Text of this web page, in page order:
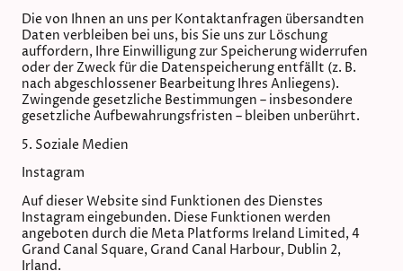
Die von Ihnen an uns per Kontaktanfragen übersandten
Daten verbleiben bei uns, bis Sie uns zur Löschung
auffordern, Ihre Einwilligung zur Speicherung widerrufen
oder der Zweck für die Datenspeicherung entfällt (z. B.
nach abgeschlossener Bearbeitung Ihres Anliegens).
Zwingende gesetzliche Bestimmungen – insbesondere
gesetzliche Aufbewahrungsfristen – bleiben unberührt.
5. Soziale Medien
Instagram
Auf dieser Website sind Funktionen des Dienstes
Instagram eingebunden. Diese Funktionen werden
angeboten durch die Meta Platforms Ireland Limited, 4
Grand Canal Square, Grand Canal Harbour, Dublin 2,
Irland.